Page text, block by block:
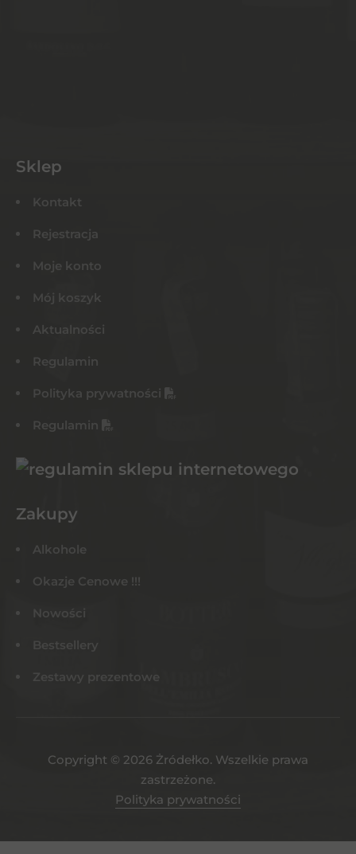
Sklep
Kontakt
Rejestracja
Moje konto
Mój koszyk
Aktualności
Regulamin
Polityka prywatności
Regulamin
Zakupy
Alkohole
Okazje Cenowe !!!
Nowości
Bestsellery
Zestawy prezentowe
Copyright © 2026 Żródełko. Wszelkie prawa
zastrzeżone.
Polityka prywatności